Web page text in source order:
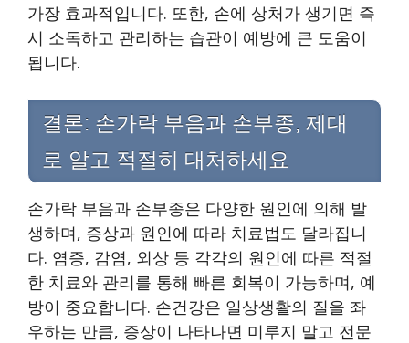
가장 효과적입니다. 또한, 손에 상처가 생기면 즉
시 소독하고 관리하는 습관이 예방에 큰 도움이
됩니다.
결론: 손가락 부음과 손부종, 제대
로 알고 적절히 대처하세요
손가락 부음과 손부종은 다양한 원인에 의해 발
생하며, 증상과 원인에 따라 치료법도 달라집니
다. 염증, 감염, 외상 등 각각의 원인에 따른 적절
한 치료와 관리를 통해 빠른 회복이 가능하며, 예
방이 중요합니다. 손건강은 일상생활의 질을 좌
우하는 만큼, 증상이 나타나면 미루지 말고 전문